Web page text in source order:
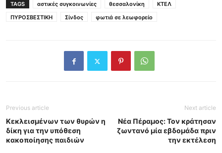
TAGS αστικές συγκοινωνίες θεσσαλονίκη
ΚΤΕΛ
ΠΥΡΟΣΒΕΣΤΙΚΗ
Σίνδος φωτιά σε λεωφορείο
Previous article
Κεκλεισμένων των θυρών η
δίκη για την υπόθεση
κακοποίησης παιδιών
Next article
Νέα Πέραμος: Τον κράτησαν
ζωντανό μία εβδομάδα πριν
την εκτέλεση